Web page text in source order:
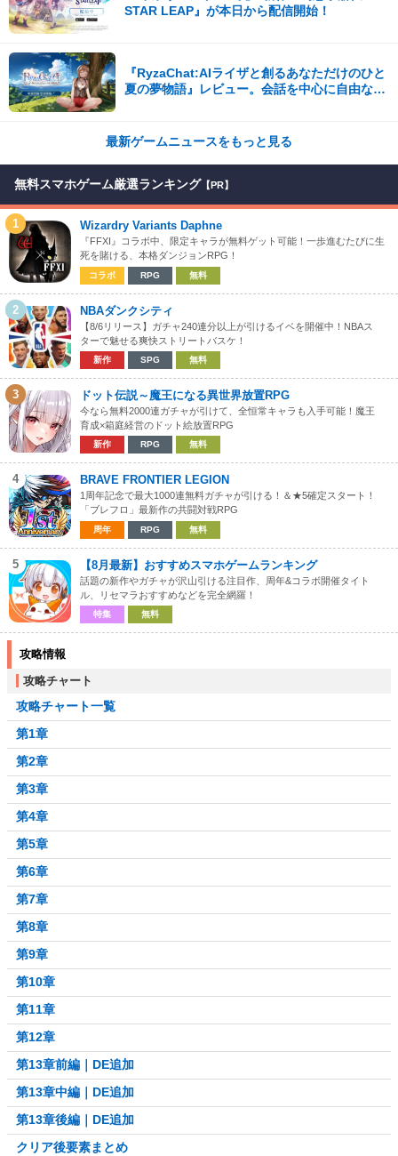
STAR LEAP』が本日から配信開始！
『RyzaChat:AIライザと創るあなただけのひと
夏の夢物語』レビュー。会話を中心に自由な冒
最新ゲームニュースをもっと見る
無料スマホゲーム厳選ランキング 【PR】
1 Wizardry Variants Daphne
『FFXI』コラボ中、限定キャラが無料ゲット可能！一歩進むたびに生
死を賭ける、本格ダンジョンRPG！
コラボ RPG 無料
2 NBAダンクシティ
【8/6リリース】ガチャ240連分以上が引けるイベを開催中！NBAス
ターで魅せる爽快ストリートバスケ！
新作 SPG 無料
3 ドット伝説～魔王になる異世界放置RPG
今なら無料2000連ガチャが引けて、全恒常キャラも入手可能！魔王
育成×箱庭経営のドット絵放置RPG
新作 RPG 無料
4 BRAVE FRONTIER LEGION
1周年記念で最大1000連無料ガチャが引ける！＆★5確定スタート！
「ブレフロ」最新作の共闘対戦RPG
周年 RPG 無料
5 【8月最新】おすすめスマホゲームランキング
話題の新作やガチャが沢山引ける注目作、周年&コラボ開催タイト
ル、リセマラおすすめなどを完全網羅！
特集 無料
攻略情報
攻略チャート
攻略チャート一覧
第1章
第2章
第3章
第4章
第5章
第6章
第7章
第8章
第9章
第10章
第11章
第12章
第13章前編｜DE追加
第13章中編｜DE追加
第13章後編｜DE追加
クリア後要素まとめ